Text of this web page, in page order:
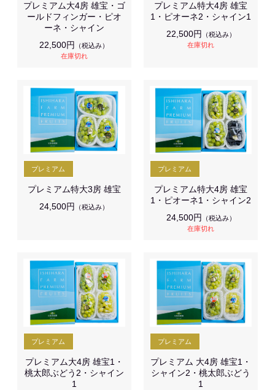
プレミアム大4房 雄宝・ゴ
ールドフィンガー・ピオ
ーネ・シャイン
22,500円
（税込み）
在庫切れ
プレミアム特大4房 雄宝
1・ピオーネ2・シャイン1
22,500円
（税込み）
在庫切れ
プレミアム特大3房 雄宝
24,500円
（税込み）
プレミアム特大4房 雄宝
1・ピオーネ1・シャイン2
24,500円
（税込み）
在庫切れ
プレミアム大4房 雄宝1・
桃太郎ぶどう2・シャイン
1
プレミアム 大4房 雄宝1・
シャイン2・桃太郎ぶどう
1